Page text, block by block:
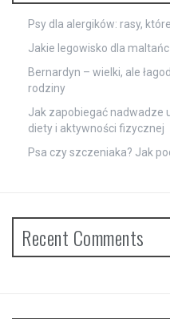
Psy dla alergików: rasy,
Jakie legowisko dla
Bernardyn – wielki, ale
rodziny
Jak zapobiegać nadwadze
diety i aktywności fizycznej
Psa czy szczeniaka? Jak
Recent Comments